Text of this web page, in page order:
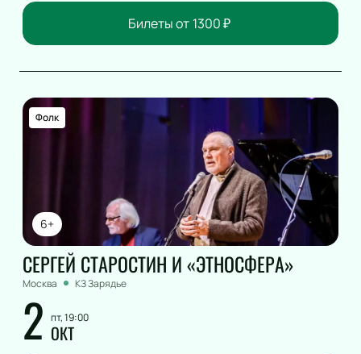
Билеты от 1300₽
6+
Фолк
СЕРГЕЙ СТАРОСТИН И «ЭТНОСФЕРА»
Москва КЗ Зарядье
2 пт, 19:00
ОКТ